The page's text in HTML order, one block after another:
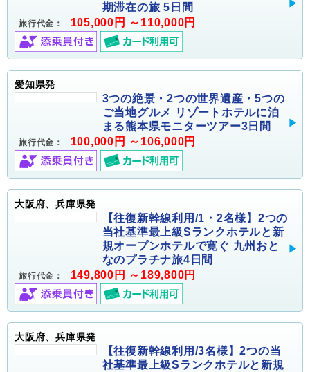
期滞在の旅 5日間
旅行代金： 105,000円 ～110,000円
愛知県発
3つの絶景・2つの世界遺産・5つの
ご当地グルメ リゾートホテルに泊
まる熊本県モニターツアー3日間
旅行代金： 100,000円 ～106,000円
大阪府、兵庫県発
【往復新幹線利用/1・2名様】2つの
当社基準最上級Sランクホテルと新
規オープンホテルで寛ぐ 九州おと
なのプラチナ旅4日間
旅行代金： 149,800円 ～189,800円
大阪府、兵庫県発
【往復新幹線利用/3名様】2つの当
社基準最上級Sランクホテルと新規